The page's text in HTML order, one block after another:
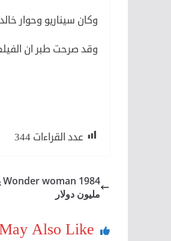
وكان سيناريو وحوار
وقد صرحت طبر ان
عدد القراءات 344
مليون دولار
Also Like